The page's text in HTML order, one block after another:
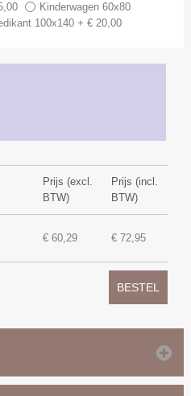
Kinderwagen 60x80
100x140 + € 20,00
Prijs (excl.
BTW)
Prijs (incl.
BTW)
€ 60,29 € 72,95
BESTEL